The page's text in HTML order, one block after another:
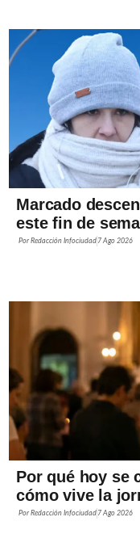
Marcado
este fin de
PorRedacción Infociudad 7 Ago 2026
Por qué hoy se
cómo vive la
PorRedacción Infociudad 7 Ago 2026